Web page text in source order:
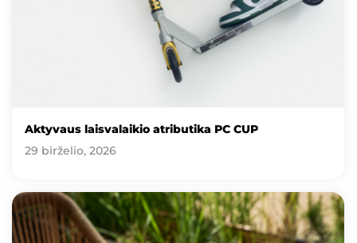
Aktyvaus laisvalaikio atributika PC CUP
29 birželio, 2026